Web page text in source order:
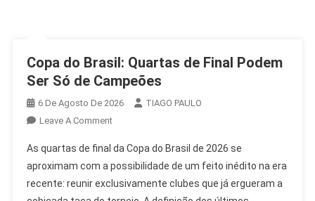
Copa do Brasil: Quartas de Final Podem
Ser Só de Campeões
6 De Agosto De 2026
TIAGO PAULO
Leave A CommentOn
Do
Brasil:
Quartas
As quartas de final da Copa do Brasil de 2026 se
aproximam com a possibilidade de um feito inédito na era
recente: reunir exclusivamente clubes que já ergueram a